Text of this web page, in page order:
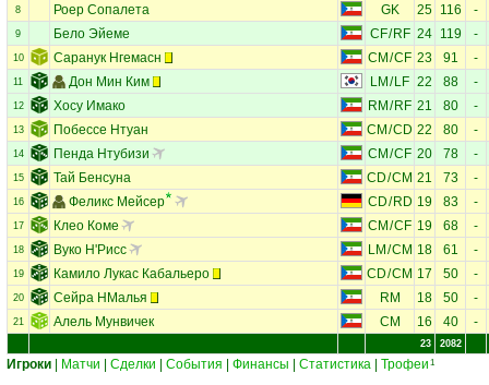
8 Роер Сопалета GK 25 116 -
9 Бело Эйеме CF/RF 24 119 -
10 Саранук Нгемасн CM /CF 23 91 -
11 Дон Мин Ким LM / LF 22 88 -
12 Хосу Имако RM / RF 21 80 -
13 Побессе Нтуан CM /CD 22 80 -
14 Пенда Нтубизи CM /CF 20 78 -
15 Тай Бенсуна CD/CM 21 73 -
16 Феликс Мейсер CD/RD 19 83 -
17 Клео Коме CM /CF 19 68 -
18 Вуко Н'Рисс LM /CM 18 61 -
19 Камило Лукас Кабальеро CD/CM 17 50 -
20 Сейра НМалья RM 18 50 -
21 Алель Мунвичек CM 16 40 -
23 2082
Игроки Матчи Сделки События Финансы Статистика Трофеи 1